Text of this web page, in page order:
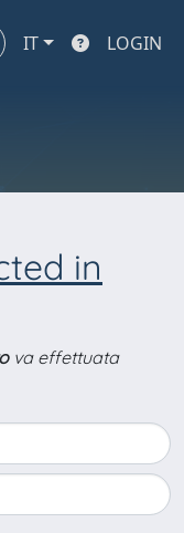
IT LOGIN
in
va effettuata